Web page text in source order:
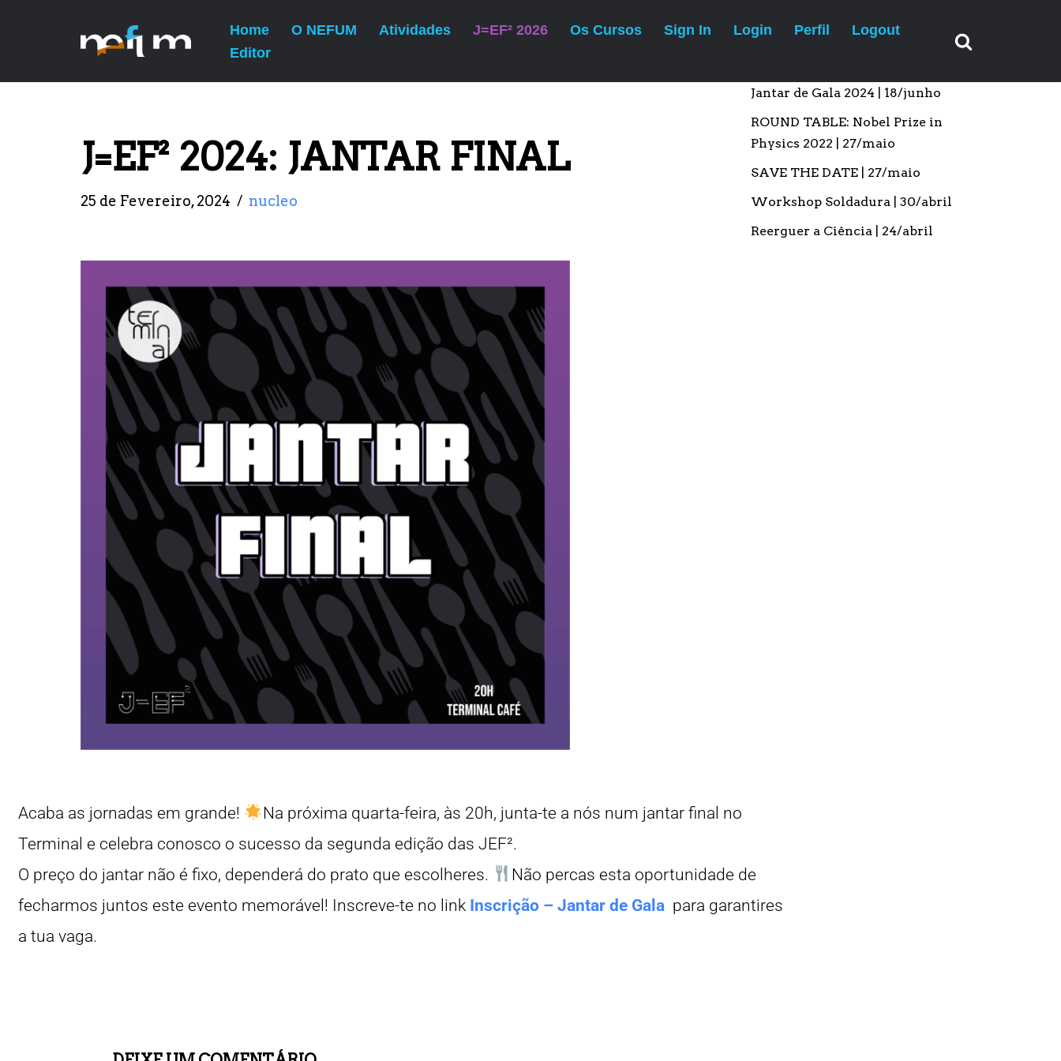
o
Home O NEFUM Atividades J=EF² 2026 Os Cursos Sign In Login Perfil
Logout
Editor
ANTERIOR
J=EF² 2024: JANTAR FINAL
25 de Fevereiro, 2024 nucleo
Acaba as jornadas em grande!
Na próxima quarta-feira, às 20h, junta-te a nós num jantar final no
Terminal e celebra conosco o sucesso da segunda edição das JEF².
O preço do jantar não é fixo, dependerá do prato que escolheres.
Não percas esta oportunidade de
fecharmos juntos este evento memorável! Inscreve-te no link Inscrição – Jantar de Gala para garantires
a tua vaga.
Jantar de Gala 2024 | 18/junho
ROUND TABLE: Nobel Prize in
Physics 2022 | 27/maio
SAVE THE DATE | 27/maio
Workshop Soldadura | 30/abril
Reerguer a Ciência | 24/abril